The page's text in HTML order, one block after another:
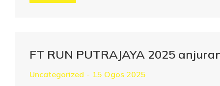
FT RUN PUTRAJAYA 2025
Uncategorized
15 Ogos 2025